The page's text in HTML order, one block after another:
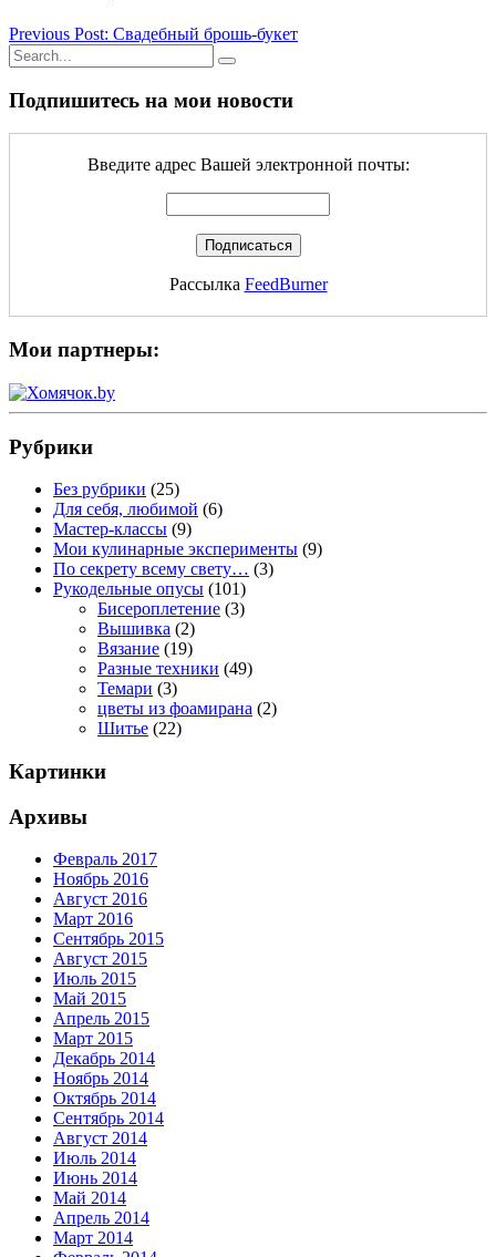
Previous Post: Свадебный брошь-букет
Подпишитесь на мои новости
Введите адрес Вашей электронной почты:
Рассылка FeedBurner
Мои партнеры:
Рубрики
Без рубрики (25)
Для себя, любимой (6)
Мастер-классы (9)
Мои кулинарные эксперименты (9)
По секрету всему свету… (3)
Рукодельные опусы (101)
Бисероплетение (3)
Вышивка (2)
Вязание (19)
Разные техники (49)
Темари (3)
цветы из фоамирана (2)
Шитье (22)
Картинки
Архивы
Февраль 2017
Ноябрь 2016
Август 2016
Март 2016
Сентябрь 2015
Август 2015
Июль 2015
Май 2015
Апрель 2015
Март 2015
Декабрь 2014
Ноябрь 2014
Октябрь 2014
Сентябрь 2014
Август 2014
Июль 2014
Июнь 2014
Май 2014
Апрель 2014
Март 2014